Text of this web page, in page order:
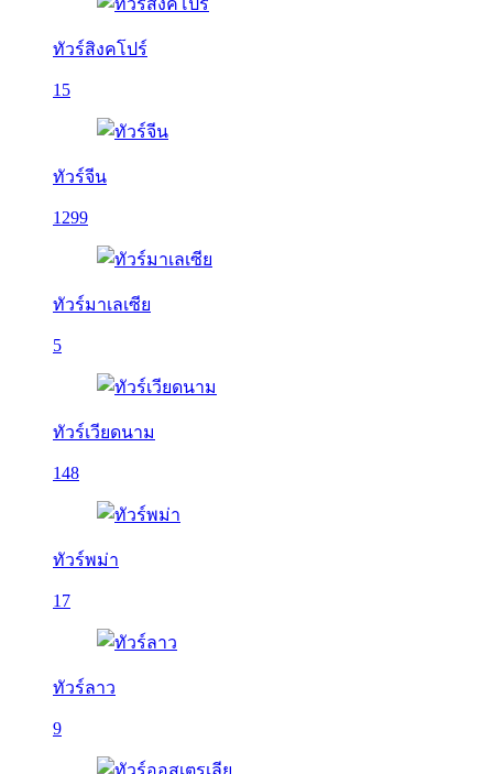
ทัวร์สิงคโปร์
15
ทัวร์จีน
1299
ทัวร์มาเลเซีย
5
ทัวร์เวียดนาม
148
ทัวร์พม่า
17
ทัวร์ลาว
9